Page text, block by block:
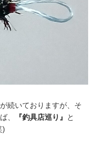
続いておりますが、そ
、
『釣具店巡り』 と
)